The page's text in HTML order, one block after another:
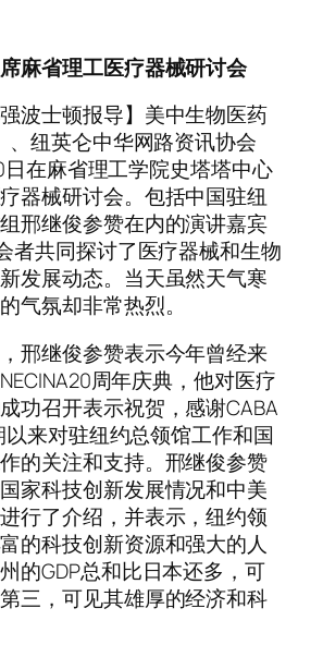
麻省理工医疗器械研讨会
强波士顿报导】美中生物医药
、纽英仑中华网路资讯协会
日在麻省理工学院史塔塔中心
器械研讨会。包括中国驻纽
邢继俊参赞在内的演讲嘉宾
者共同探讨了医疗器械和生物
发展动态。当天虽然天气寒
气氛却非常热烈。
邢继俊参赞表示今年曾经来
周年庆典，他对医疗
功召开表示祝贺，感谢CABA
以来对驻纽约总领馆工作和国
的关注和支持。邢继俊参赞
家科技创新发展情况和中美
行了介绍，并表示，纽约领
的科技创新资源和强大的人
的GDP总和比日本还多，可
三，可见其雄厚的经济和科